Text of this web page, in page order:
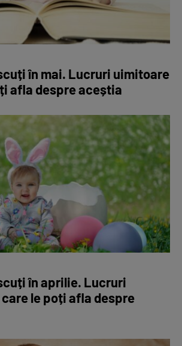
în mai. Lucruri uimitoare
afla despre aceștia
în aprilie. Lucruri
le poți afla despre